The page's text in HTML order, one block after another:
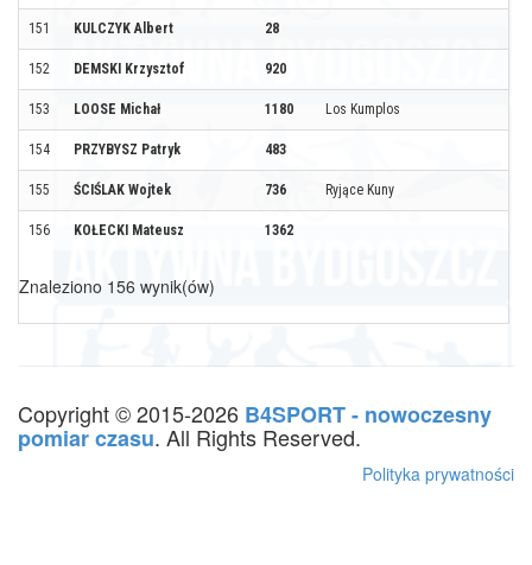
151 KULCZYK Albert 28
152 DEMSKI Krzysztof 920
153 LOOSE Michał 1180 Los Kumplos
154 PRZYBYSZ Patryk 483
155 ŚCIŚLAK Wojtek 736 Ryjące Kuny
156 KOŁECKI Mateusz 1362
Znaleziono 156 wynik(ów)
Copyright © 2015-2026 B4SPORT - nowoczesny
pomiar czasu. All Rights Reserved.
Polityka prywatności